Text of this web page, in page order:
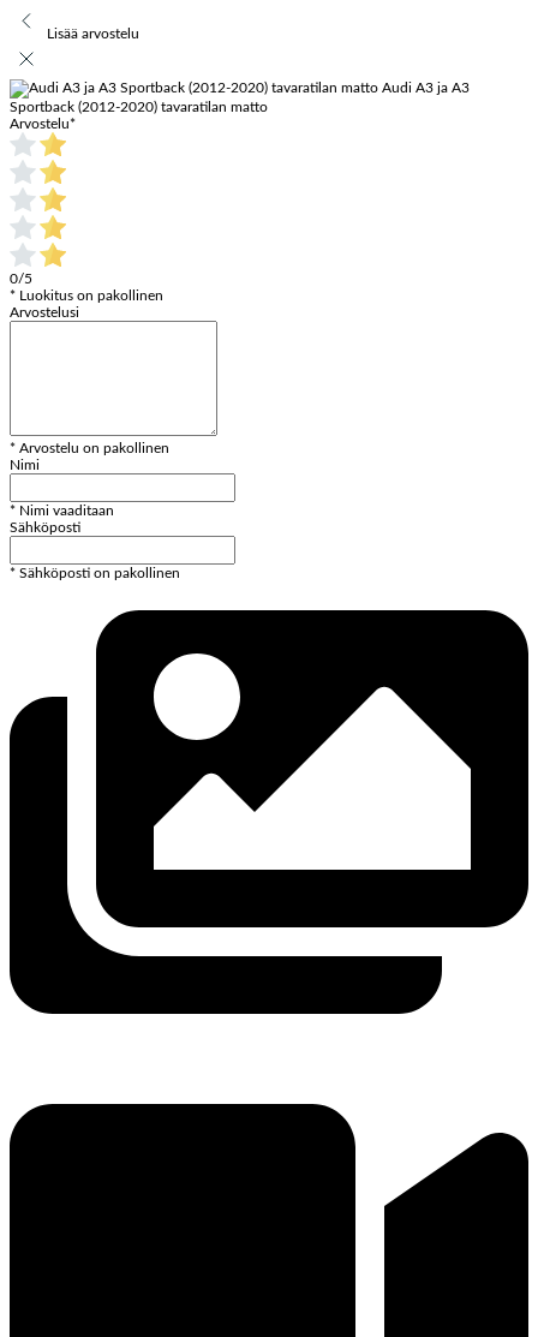
Lisää arvostelu
Audi A3 ja A3
Sportback (2012-2020) tavaratilan matto
Arvostelu*
0/5
* Luokitus on pakollinen
Arvostelusi
* Arvostelu on pakollinen
Nimi
* Nimi vaaditaan
Sähköposti
* Sähköposti on pakollinen